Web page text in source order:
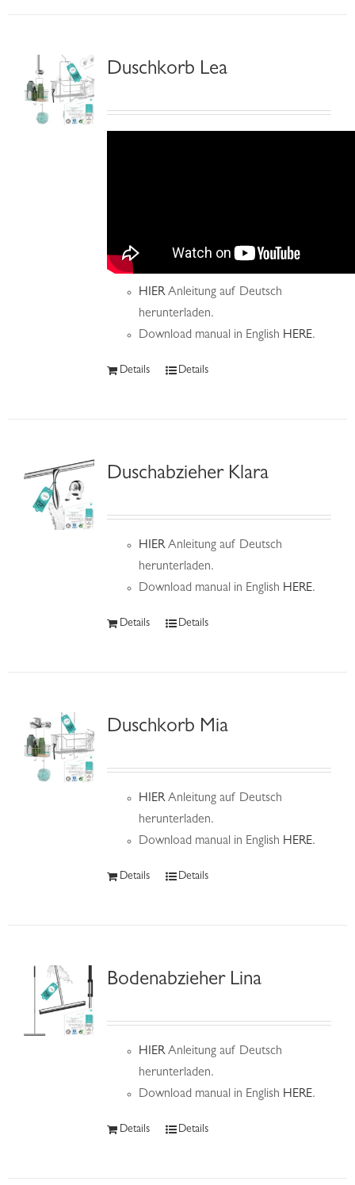
Duschkorb Lea
HIERAnleitung auf Deutsch
herunterladen.
Download manual in English HERE.
Details Details
Duschabzieher Klara
HIERAnleitung auf Deutsch
herunterladen.
Download manual in English HERE.
Details Details
Duschkorb Mia
HIERAnleitung auf Deutsch
herunterladen.
Download manual in English HERE.
Details Details
Bodenabzieher Lina
HIERAnleitung auf Deutsch
herunterladen.
Download manual in English HERE.
Details Details